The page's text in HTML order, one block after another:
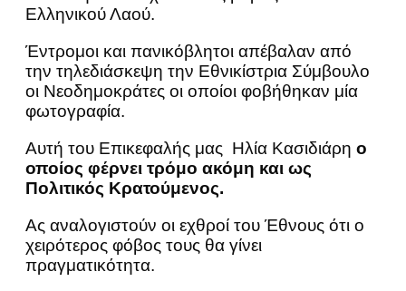
Ελληνικού Λαού.
Έντρομοι και πανικόβλητοι απέβαλαν από
την τηλεδιάσκεψη την Εθνικίστρια Σύμβουλο
οι Νεοδημοκράτες οι οποίοι φοβήθηκαν μία
φωτογραφία.
Αυτή του Επικεφαλής μας Ηλία Κασιδιάρη ο
οποίος φέρνει τρόμο ακόμη και ως
Πολιτικός Κρατούμενος.
Ας αναλογιστούν οι εχθροί του Έθνους ότι ο
χειρότερος φόβος τους θα γίνει
πραγματικότητα.